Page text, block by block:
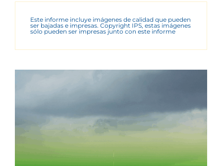
Este informe incluye imágenes de calidad que pueden
ser bajadas e impresas. Copyright IPS, estas imágenes
sólo pueden ser impresas junto con este informe